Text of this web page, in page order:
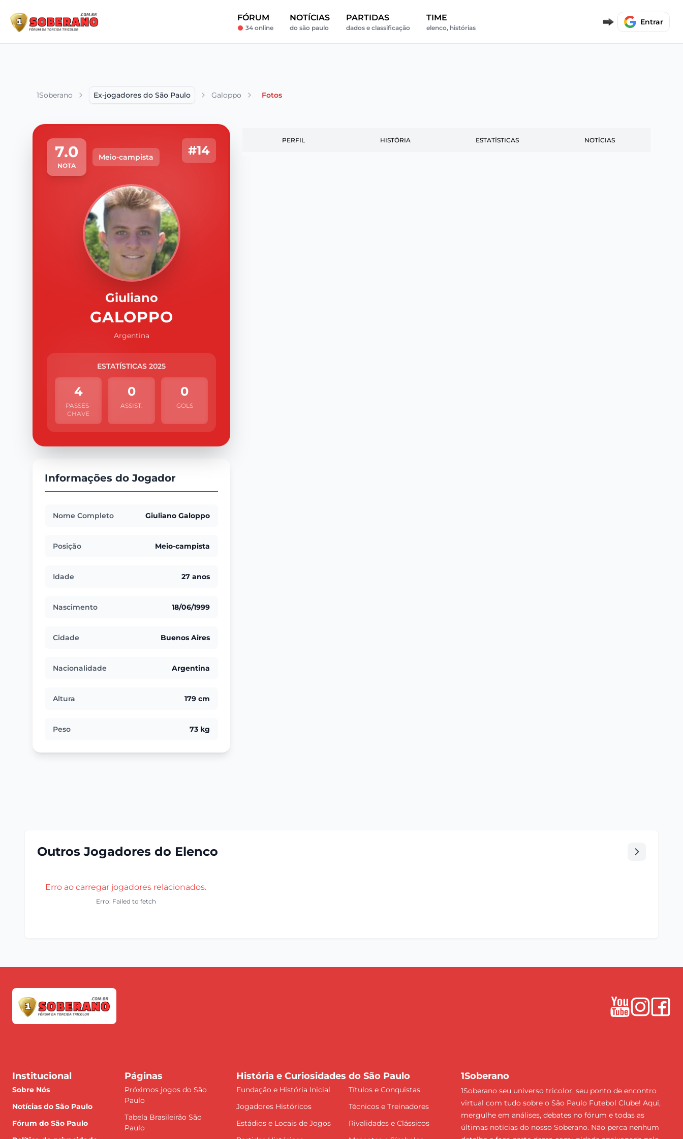
FÓRUM
34 online
NOTÍCIAS
do são paulo
PARTIDAS
dados e classificação
TIME
elenco, histórias
Entrar
1Soberano Ex-jogadores do São Paulo Galoppo Fotos
7.0
NOTA
Meio-campista #14
Giuliano
GALOPPO
Argentina
ESTATÍSTICAS 2025
4
PASSES-
CHAVE
0
ASSIST.
0
GOLS
Informações do Jogador
Nome Completo Giuliano Galoppo
Posição Meio-campista
Idade 27 anos
Nascimento 18/06/1999
Cidade Buenos Aires
Nacionalidade Argentina
Altura 179 cm
Peso 73 kg
PERFIL HISTÓRIA ESTATÍSTICAS NOTÍCIAS
Outros Jogadores do Elenco
Erro ao carregar jogadores relacionados.
Erro: Failed to fetch
Institucional
Sobre Nós
Notícias do São Paulo
Fórum do São Paulo
Páginas
Próximos jogos do São
Paulo
Tabela Brasileirão São
Paulo
História e Curiosidades do São Paulo
Fundação e História Inicial
Títulos e Conquistas
Jogadores Históricos
Técnicos e Treinadores
Estádios e Locais de Jogos
Rivalidades e Clássicos
1Soberano
1Soberano seu universo tricolor, seu ponto de encontro
virtual com tudo sobre o São Paulo Futebol Clube! Aqui,
mergulhe em análises, debates no fórum e todas as
últimas notícias do nosso Soberano. Não perca nenhum